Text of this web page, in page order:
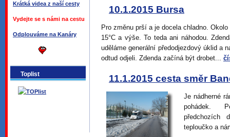
Krátká videa z naší cesty
Vydejte se s námi na cestu
Odplouváme na Kanáry
Toplist
10.1.2015 Bursa
Pro změnu prší a je docela chladno.
15°C a výše. To teda ani náhodou.
uděláme generální předodjezdový úklid a
odtud odjeli. Zdenda začíná být drobet...
11.1.2015 cesta směr
Je nádherné
pohádek.
předchozích
teploučko a